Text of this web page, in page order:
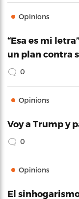
Opinions
“Esa es mi
un plan contra
0
Opinions
Voy a Trump y
0
Opinions
El